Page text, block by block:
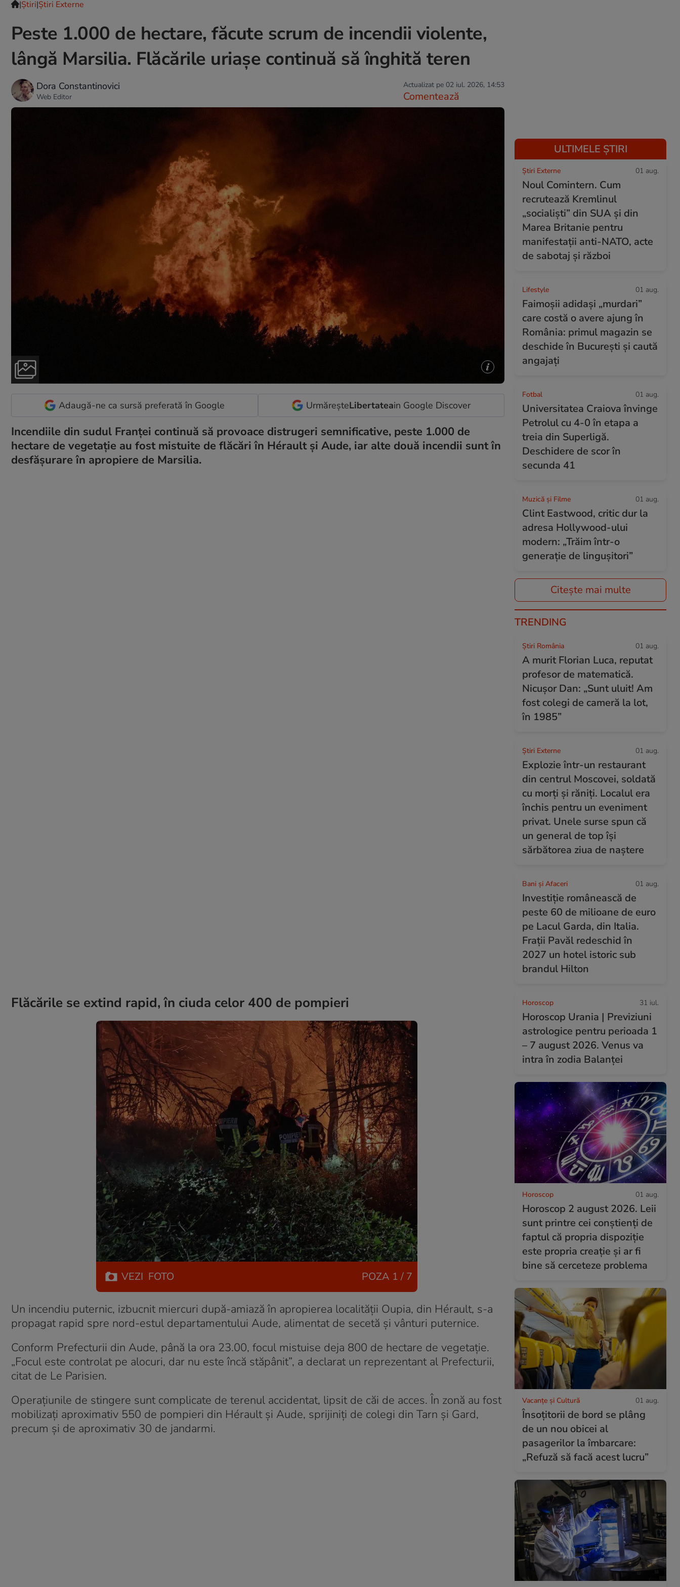
|Ştiri|Știri Externe
Peste 1.000 de hectare, făcute scrum de incendii violente,
lângă Marsilia. Flăcările uriașe continuă să înghită teren
Dora Constantinovici
Web Editor
Actualizat pe 02 iul. 2026, 14:53
Comentează
Adaugă-ne ca sursă preferată în Google UrmăreșteLibertateain Google Discover
Incendiile din sudul Franței continuă să provoace distrugeri semnificative, peste 1.000 de
hectare de vegetație au fost mistuite de flăcări în Hérault și Aude, iar alte două incendii sunt în
desfășurare în apropiere de Marsilia.
Flăcările se extind rapid, în ciuda celor 400 de pompieri
VEZI FOTO POZA 1 / 7
Un incendiu puternic, izbucnit miercuri după-amiază în apropierea localității Oupia, din Hérault, s-a
propagat rapid spre nord-estul departamentului Aude, alimentat de secetă și vânturi puternice.
Conform Prefecturii din Aude, până la ora 23.00, focul mistuise deja 800 de hectare de vegetație.
„Focul este controlat pe alocuri, dar nu este încă stăpânit”, a declarat un reprezentant al Prefecturii,
citat de Le Parisien.
Operațiunile de stingere sunt complicate de terenul accidentat, lipsit de căi de acces. În zonă au fost
mobilizați aproximativ 550 de pompieri din Hérault și Aude, sprijiniți de colegi din Tarn și Gard,
precum și de aproximativ 30 de jandarmi.
ULTIMELE ȘTIRI
Știri Externe 01 aug.
Noul Comintern. Cum
recrutează Kremlinul
„socialiști” din SUA și din
Marea Britanie pentru
manifestații anti-NATO, acte
de sabotaj și război
Lifestyle 01 aug.
Faimoșii adidași „murdari”
care costă o avere ajung în
România: primul magazin se
deschide în București și caută
angajați
Fotbal 01 aug.
Universitatea Craiova învinge
Petrolul cu 4-0 în etapa a
treia din Superligă.
Deschidere de scor în
secunda 41
Muzică și Filme 01 aug.
Clint Eastwood, critic dur la
adresa Hollywood-ului
modern: „Trăim într-o
generație de lingușitori”
Citește mai multe
TRENDING
Știri România 01 aug.
A murit Florian Luca, reputat
profesor de matematică.
Nicușor Dan: „Sunt uluit! Am
fost colegi de cameră la lot,
în 1985”
Știri Externe 01 aug.
Explozie într-un restaurant
din centrul Moscovei, soldată
cu morți și răniți. Localul era
închis pentru un eveniment
privat. Unele surse spun că
un general de top își
sărbătorea ziua de naștere
Bani și Afaceri 01 aug.
Investiție românească de
peste 60 de milioane de euro
pe Lacul Garda, din Italia.
Frații Pavăl redeschid în
2027 un hotel istoric sub
brandul Hilton
Horoscop 31 iul.
Horoscop Urania | Previziuni
astrologice pentru perioada 1
– 7 august 2026. Venus va
intra în zodia Balanței
Horoscop 01 aug.
Horoscop 2 august 2026. Leii
sunt printre cei conștienți de
faptul că propria dispoziție
este propria creație și ar fi
bine să cerceteze problema
Vacanțe și Cultură 01 aug.
Însoțitorii de bord se plâng
de un nou obicei al
pasagerilor la îmbarcare:
„Refuză să facă acest lucru”